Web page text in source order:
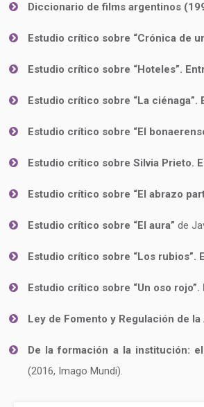
Diccionario de films argentinos
Estudio crítico sobre “Crónica de
Estudio crítico sobre “Hoteles”.
Estudio crítico sobre “La
Estudio crítico sobre “El
Estudio crítico sobre Silvia Prieto.
Estudio crítico sobre “El abrazo
Estudio crítico sobre “El aura” de
Estudio crítico sobre “Los rubios”.
Estudio crítico sobre “Un oso
Ley de Fomento y Regulación de
De la formación a la institución:
(2016, Imago Mundi).